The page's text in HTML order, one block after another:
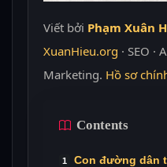
Viết bởi Phạm Xuân
XuanHieu.org · SEO
Marketing. Hồ sơ
Contents
Con đường dân